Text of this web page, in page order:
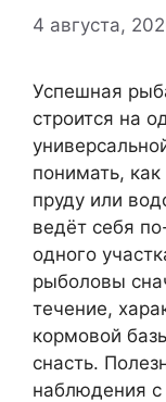
4 августа,
Успешная
строится на
понимать,
пруду или
ведёт себя
одного
рыболовы
течение,
кормовой
снасть.
наблюдения